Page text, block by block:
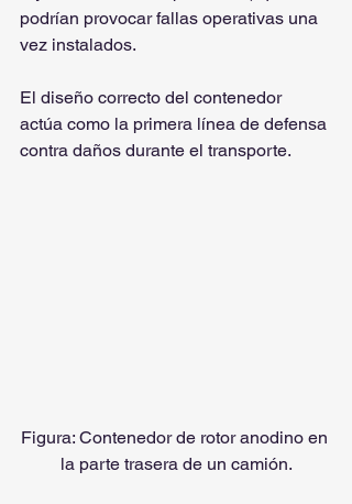
podrían provocar fallas operativas una
vez instalados.
El diseño correcto del contenedor
actúa como la primera línea de defensa
contra daños durante el transporte.
Figura: Contenedor de rotor anodino en
la parte trasera de un camión.